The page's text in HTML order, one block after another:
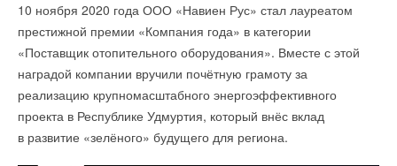
10 ноября 2020 года ООО «Навиен Рус» стал лауреатом
престижной премии «Компания года» в категории
«Поставщик отопительного оборудования». Вместе с этой
наградой компании вручили почётную грамоту за
реализацию крупномасштабного энергоэффективного
проекта в Республике Удмуртия, который внёс вклад
в развитие «зелёного» будущего для региона.